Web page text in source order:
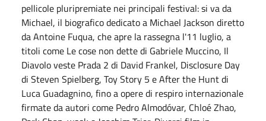
pellicole pluripremiate nei principali festival: si va da
Michael, il biografico dedicato a Michael Jackson diretto
da Antoine Fuqua, che apre la rassegna l'11 luglio, a
titoli come Le cose non dette di Gabriele Muccino, Il
Diavolo veste Prada 2 di David Frankel, Disclosure Day
di Steven Spielberg, Toy Story 5 e After the Hunt di
Luca Guadagnino, fino a opere di respiro internazionale
firmate da autori come Pedro Almodóvar, Chloé Zhao,